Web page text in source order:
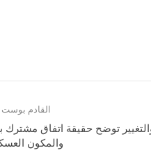
القادم بوست
توضح حقيقة اتفاق مشترك
والمكون